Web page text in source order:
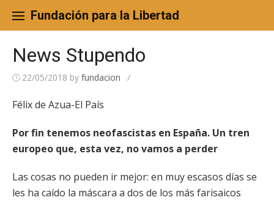
content
Fundación para la Libertad
News Stupendo
22/05/2018 by fundacion /
Félix de Azua-El País
Por fin tenemos neofascistas en España. Un tren
europeo que, esta vez, no vamos a perder
Las cosas no pueden ir mejor: en muy escasos días se
les ha caído la máscara a dos de los más farisaicos